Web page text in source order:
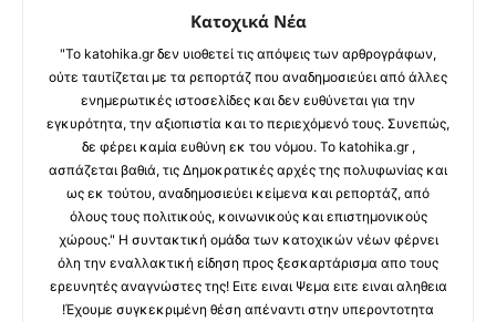
Κατοχικά Νέα
"Το katohika.gr δεν υιοθετεί τις απόψεις των αρθρογράφων,
ούτε ταυτίζεται με τα ρεπορτάζ που αναδημοσιεύει από άλλες
ενημερωτικές ιστοσελίδες και δεν ευθύνεται για την
εγκυρότητα, την αξιοπιστία και το περιεχόμενό τους. Συνεπώς,
δε φέρει καμία ευθύνη εκ του νόμου. Το katohika.gr ,
ασπάζεται βαθιά, τις Δημοκρατικές αρχές της πολυφωνίας και
ως εκ τούτου, αναδημοσιεύει κείμενα και ρεπορτάζ, από
όλους τους πολιτικούς, κοινωνικούς και επιστημονικούς
χώρους." Η συντακτική ομάδα των κατοχικών νέων φέρνει
όλη την εναλλακτική είδηση προς ξεσκαρτάρισμα απο τους
ερευνητές αναγνώστες της! Ειτε ειναι Ψεμα ειτε ειναι αληθεια
!Έχουμε συγκεκριμένη θέση απέναντι στην υπεροντοτητα